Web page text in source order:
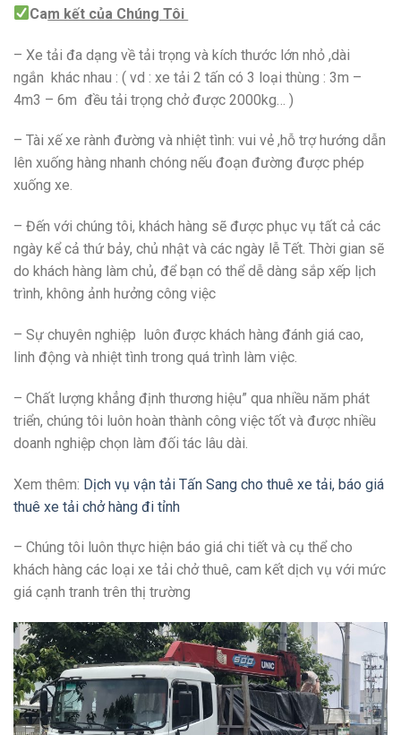
Cam kết của Chúng Tôi
– Xe tải đa dạng về tải trọng và kích thước lớn nhỏ ,dài
ngắn khác nhau : ( vd : xe tải 2 tấn có 3 loại thùng : 3m –
4m3 – 6m đều tải trọng chở được 2000kg… )
– Tài xế xe rành đường và nhiệt tình: vui vẻ ,hỗ trợ hướng dẫn
lên xuống hàng nhanh chóng nếu đoạn đường được phép
xuống xe.
– Đến với chúng tôi, khách hàng sẽ được phục vụ tất cả các
ngày kể cả thứ bảy, chủ nhật và các ngày lễ Tết. Thời gian sẽ
do khách hàng làm chủ, để bạn có thể dễ dàng sắp xếp lịch
trình, không ảnh hưởng công việc
– Sự chuyên nghiệp luôn được khách hàng đánh giá cao,
linh động và nhiệt tình trong quá trình làm việc.
– Chất lượng khẳng định thương hiệu” qua nhiều năm phát
triển, chúng tôi luôn hoàn thành công việc tốt và được nhiều
doanh nghiệp chọn làm đối tác lâu dài.
Xem thêm: Dịch vụ vận tải Tấn Sang cho thuê xe tải, báo giá
thuê xe tải chở hàng đi tỉnh
– Chúng tôi luôn thực hiện báo giá chi tiết và cụ thể cho
khách hàng các loại xe tải chở thuê, cam kết dịch vụ với mức
giá cạnh tranh trên thị trường